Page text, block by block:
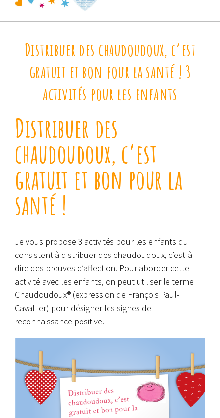
Distribuer des chaudoudoux, c’est
gratuit et bon pour la santé ! 3
activités pour les enfants
Distribuer des
chaudoudoux, c’est
gratuit et bon pour la
santé !
Je vous propose 3 activités pour les enfants qui
consistent à distribuer des chaudoudoux, c’est-à-
dire des preuves d’affection. Pour aborder cette
activité avec les enfants, on peut utiliser le terme
Chaudoudoux® (expression de François Paul-
Cavallier) pour désigner les signes de
reconnaissance positive.